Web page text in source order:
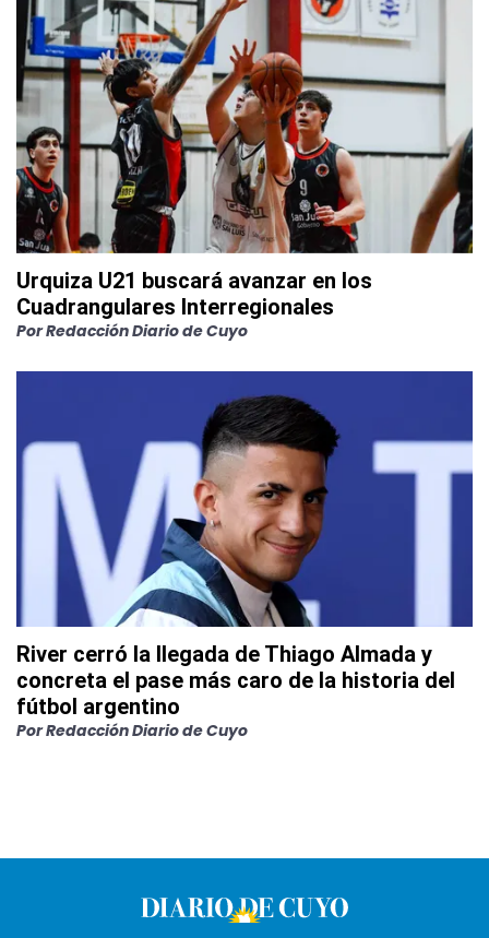
Urquiza U21 buscará avanzar en los
Cuadrangulares Interregionales
PorRedacción Diario de Cuyo
River cerró la llegada de Thiago Almada y
concreta el pase más caro de la historia del
fútbol argentino
PorRedacción Diario de Cuyo